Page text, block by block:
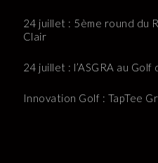
24 juillet : 5ème round du
Clair
24 juillet : l’ASGRA au Golf
Innovation Golf : TapTee